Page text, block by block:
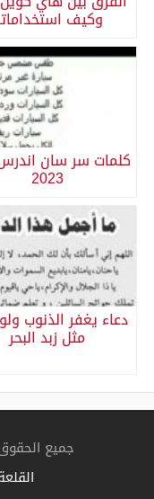
وكيف
كلمات سر سان
2023
دعاء يغفر الذنوب
مثل زبد البحر
جميع الحقوق